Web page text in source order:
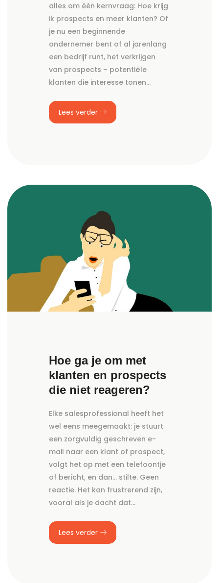
alles om één kernvraag: Hoe krijg
ik prospects en meer klanten? Of
je nu een beginnende
ondernemer bent of al jarenlang
een bedrijf runt, het verkrijgen
van prospects – potentiële
klanten die interesse tonen…
Lees verder
Hoe ga je om met
klanten en prospects
die niet reageren?
Elke salesprofessional heeft het
wel eens meegemaakt: je stuurt
een zorgvuldig geschreven e-
mail naar een klant of prospect,
volgt het op met een telefoontje
of bericht, en dan… stilte. Geen
reactie. Het kan frustrerend zijn,
vooral als je dacht dat…
Lees verder